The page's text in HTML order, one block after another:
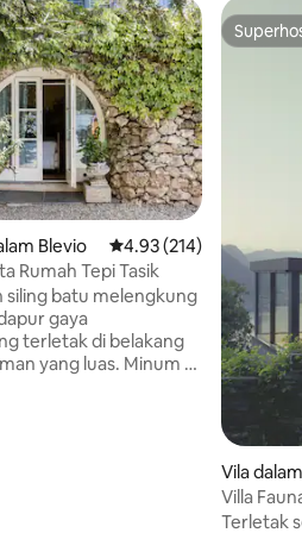
Blevio Penarafan purata 4.93
4.93 (214)
Rumah Tepi Tasik
siling batu melengkung
gaya
terletak di belakang
yang luas. Minum di
Vila
Villa
Tasik
Terletak